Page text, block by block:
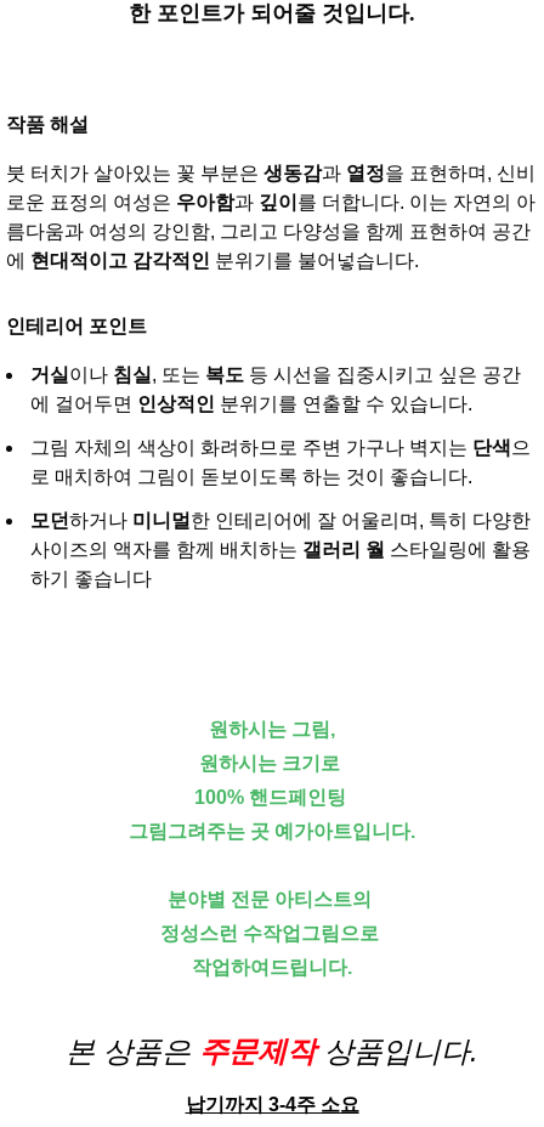
한 포인트가 되어줄 것입니다.
작품 해설
붓 터치가 살아있는 꽃 부분은 생동감과 열정을 표현하며, 신비
로운 표정의 여성은 우아함과 깊이 를 더합니다. 이는 자연의 아
름다움과 여성의 강인함, 그리고 다양성을 함께 표현하여 공간
에 현대적이고 감각적인 분위기를 불어넣습니다.
인테리어 포인트
거실 이나 침실 , 또는 복도 등 시선을 집중시키고 싶은 공간
에 걸어두면 인상적인 분위기를 연출할 수 있습니다.
그림 자체의 색상이 화려하므로 주변 가구나 벽지는 단색 으
로 매치하여 그림이 돋보이도록 하는 것이 좋습니다.
모던하거나 미니멀 한 인테리어에 잘 어울리며, 특히 다양한
사이즈의 액자를 함께 배치하는 갤러리 월 스타일링에 활용
하기 좋습니다
원하시는 그림,
원하시는 크기로
100% 핸드페인팅
그림그려주는 곳 예가아트입니다.
분야별 전문 아티스트의
정성스런 수작업그림으로
작업하여드립니다.
본 상품은 주문제작 상품입니다.
납기까지 3-4주 소요